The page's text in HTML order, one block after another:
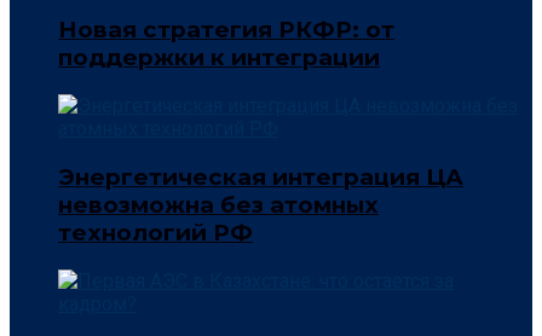
Новая стратегия РКФР: от
поддержки к интеграции
Энергетическая интеграция ЦА
невозможна без атомных
технологий РФ